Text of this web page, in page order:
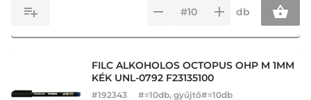
db
FILC ALKOHOLOS OCTOPUS OHP M 1MM
KÉK UNL-0792 F23135100
#192343 #=10db, gyűjtő#=10db